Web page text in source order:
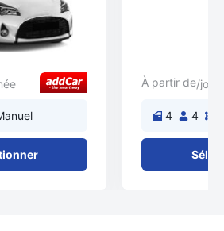
À partir de/
4 4